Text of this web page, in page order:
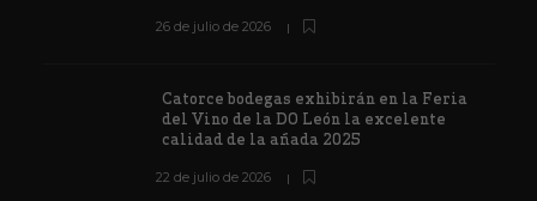
26 de julio de 2026
Catorce bodegas exhibirán en la Feria
del Vino de la DO León la excelente
calidad de la añada 2025
22 de julio de 2026